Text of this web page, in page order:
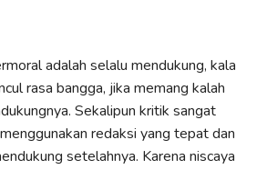
adalah selalu mendukung, kala
rasa bangga, jika memang kalah
Sekalipun kritik sangat
redaksi yang tepat dan
setelahnya. Karena niscaya